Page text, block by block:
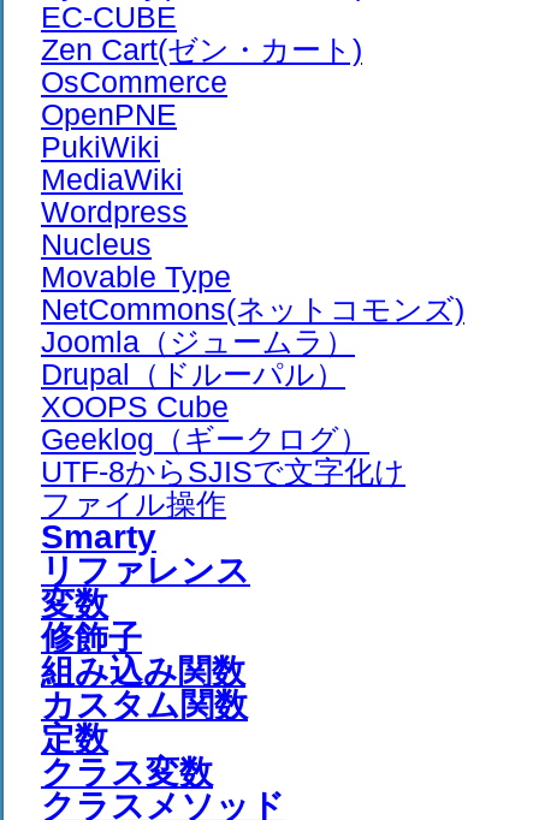
EC-CUBE
Zen Cart(ゼン・カート)
OsCommerce
OpenPNE
PukiWiki
MediaWiki
Wordpress
Nucleus
Movable Type
NetCommons(ネットコモンズ)
Joomla（ジュームラ）
Drupal（ドルーパル）
XOOPS Cube
Geeklog（ギークログ）
UTF-8からSJISで文字化け
ファイル操作
Smarty
リファレンス
変数
修飾子
組み込み関数
カスタム関数
定数
クラス変数
クラスメソッド